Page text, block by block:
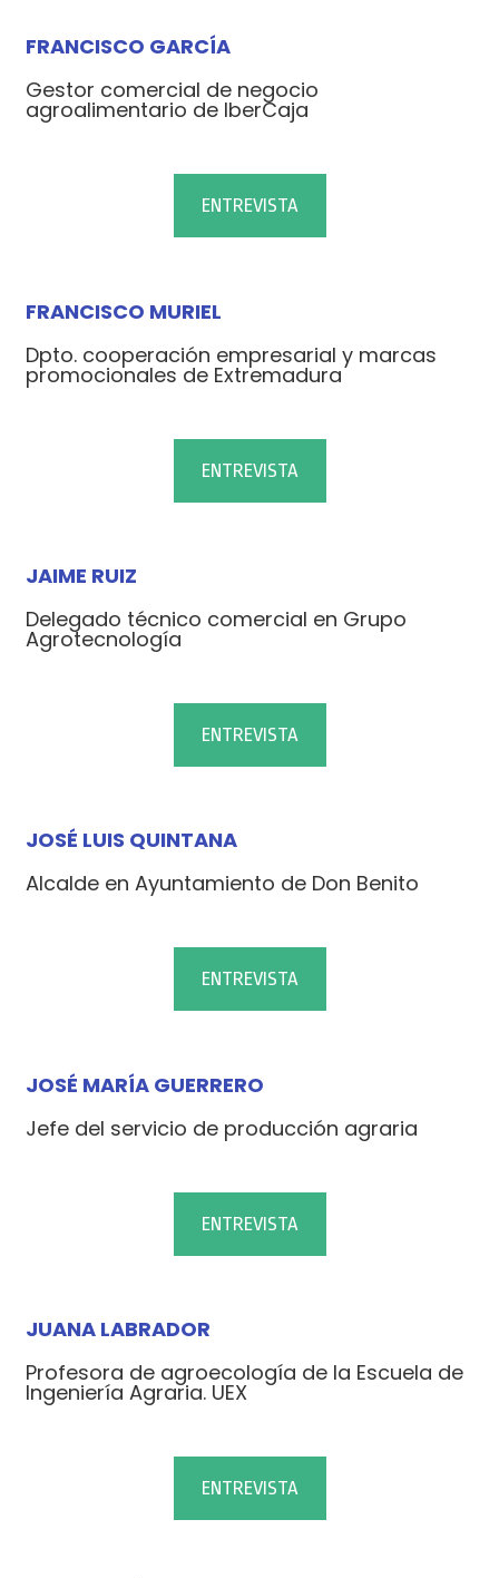
FRANCISCO GARCÍA
Gestor comercial de negocio
agroalimentario de IberCaja
ENTREVISTA
FRANCISCO MURIEL
Dpto. cooperación empresarial y marcas
promocionales de Extremadura
ENTREVISTA
JAIME RUIZ
Delegado técnico comercial en Grupo
Agrotecnología
ENTREVISTA
JOSÉ LUIS QUINTANA
Alcalde en Ayuntamiento de Don Benito
ENTREVISTA
JOSÉ MARÍA GUERRERO
Jefe del servicio de producción agraria
ENTREVISTA
JUANA LABRADOR
Profesora de agroecología de la Escuela de
Ingeniería Agraria. UEX
ENTREVISTA